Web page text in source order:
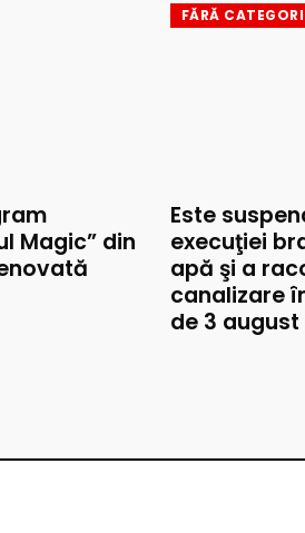
Magic” din
FĂRĂ
Este
execuţiei
apă şi a
canalizare
de 3 august